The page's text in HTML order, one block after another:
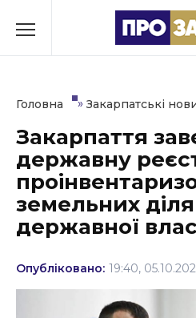
до
Культура
Освіта
Події
Політика
Головна » Закарпатські
Закарпаття
державну
земельних
державної
Опубліковано: 19:40,